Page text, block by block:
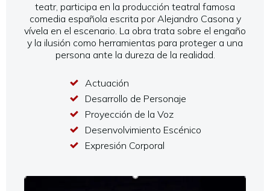
teatr, participa en la producción teatral famosa
comedia española escrita por Alejandro Casona y
vívela en el escenario. La obra trata sobre el engaño
y la ilusión como herramientas para proteger a una
persona ante la dureza de la realidad.
Actuación
Desarrollo de Personaje
Proyección de la Voz
Desenvolvimiento Escénico
Expresión Corporal